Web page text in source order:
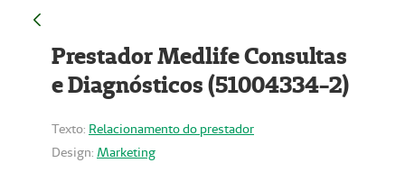
Prestador Medlife Consultas
e Diagnósticos (51004334-2)
Texto: Relacionamento do prestador
Design: Marketing